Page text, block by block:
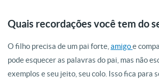
Quais recordações você tem do
O filho precisa de um pai forte,amigoe
pode esquecer as palavras do pai, mas não
exemplos e seu jeito, seu colo. Isso fica para